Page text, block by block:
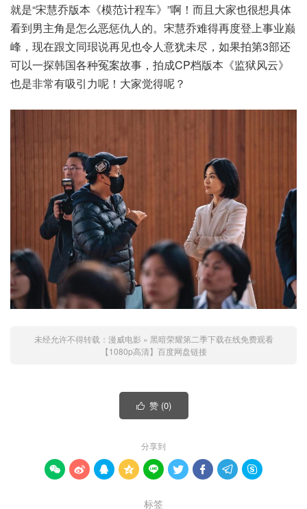
就是“宋慧乔版本《模范计程车》”啊！而且大家也很想具体
看到男主角是怎么恶惩仇人的。宋慧乔难得再度登上事业巅
峰，现在跟文同珢说再见也令人意犹未尽，如果拍第3部还
可以一探韩国各种冤案故事，拍成CP档版本《监狱风云》
也是非常有吸引力呢！大家觉得呢？
未经允许不得转载： 漫威电影 » 黑暗荣耀第二季下载在线免费观看
【1080p高清】百度网盘链接
 赞 (0)
分享到
        
标签